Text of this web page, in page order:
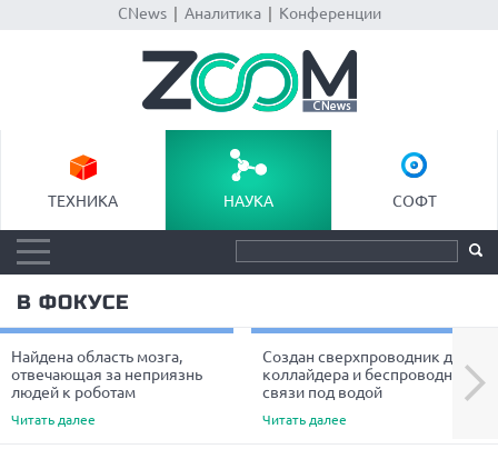
CNews| Аналитика| Конференции
ТЕХНИКА НАУКА СОФТ
В ФОКУСЕ
Найдена область мозга,
отвечающая за неприязнь
людей к роботам
Читать далее
Создан сверхпроводник для
коллайдера и беспроводной
связи под водой
Читать далее
Next